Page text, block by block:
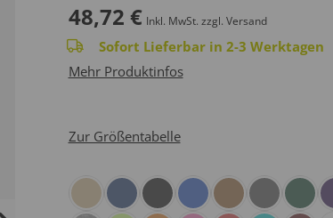
48,72 € Inkl. MwSt. zzgl. Versand
Sofort Lieferbar in 2-3 Werktagen
Mehr Produktinfos
Zur Größentabelle